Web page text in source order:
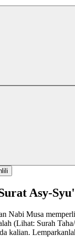
Asy-
Nabi Musa
(Lihat: Surah
kalian.